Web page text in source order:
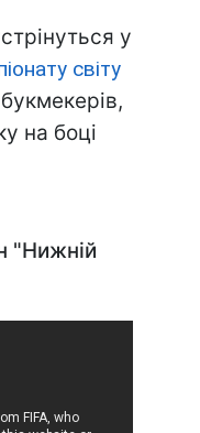
у
світу
на боці
"Нижній